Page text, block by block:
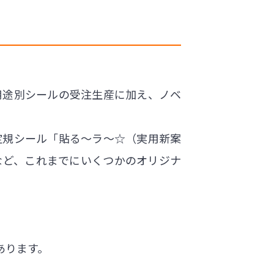
別シールの受注生産に加え、ノベ
規シール「貼る〜ラ〜☆（実用新案
、これまでにいくつかのオリジナ
ます。